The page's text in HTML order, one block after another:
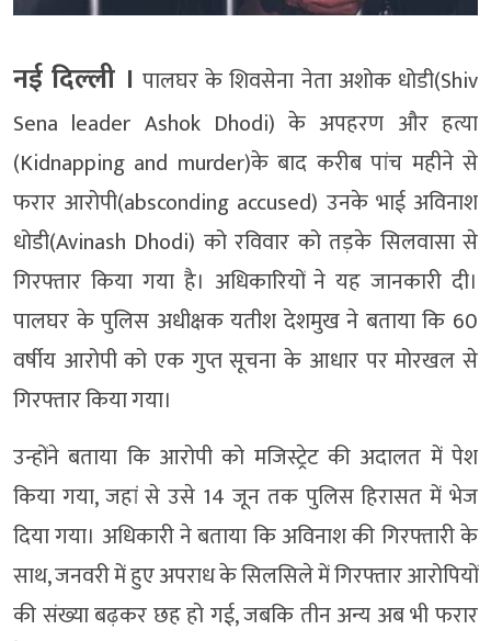
नई दिल्‍ली । पालघर के शिवसेना नेता अशोक धोडी(Shiv
Sena leader Ashok Dhodi) के अपहरण और हत्या
(Kidnapping and murder)के बाद करीब पांच महीने से
फरार आरोपी(absconding accused) उनके भाई अविनाश
धोडी(Avinash Dhodi) को रविवार को तड़के सिलवासा से
गिरफ्तार किया गया है। अधिकारियों ने यह जानकारी दी।
पालघर के पुलिस अधीक्षक यतीश देशमुख ने बताया कि 60
वर्षीय आरोपी को एक गुप्त सूचना के आधार पर मोरखल से
गिरफ्तार किया गया।
उन्होंने बताया कि आरोपी को मजिस्ट्रेट की अदालत में पेश
किया गया, जहां से उसे 14 जून तक पुलिस हिरासत में भेज
दिया गया। अधिकारी ने बताया कि अविनाश की गिरफ्तारी के
साथ, जनवरी में हुए अपराध के सिलसिले में गिरफ्तार आरोपियों
की संख्या बढ़कर छह हो गई, जबकि तीन अन्य अब भी फरार